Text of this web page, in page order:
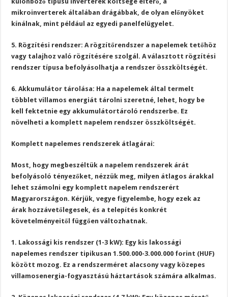
mikroinverterek általában drágábbak, de olyan előnyöket
kínálnak, mint például az egyedi panelfelügyelet.
5. Rögzítési rendszer: A rögzítőrendszer a napelemek tetőhöz
vagy talajhoz való rögzítésére szolgál. A választott rögzítési
rendszer típusa befolyásolhatja a rendszer összköltségét.
6. Akkumulátor tárolása: Ha a napelemek által termelt
többlet villamos energiát tárolni szeretné, lehet, hogy be
kell fektetnie egy akkumulátortároló rendszerbe. Ez
növelheti a komplett napelem rendszer összköltségét.
Komplett napelemes rendszerek átlagárai:
Most, hogy megbeszéltük a napelem rendszerek árát
befolyásoló tényezőket, nézzük meg, milyen átlagos árakkal
lehet számolni egy komplett napelem rendszerért
Magyarországon. Kérjük, vegye figyelembe, hogy ezek az
árak hozzávetőlegesek, és a telepítés konkrét
követelményeitől függően változhatnak.
1. Lakossági kis rendszer (1-3 kW): Egy kis lakossági
napelemes rendszer tipikusan 1.500.000-3.000.000 forint (HUF)
között mozog. Ez a rendszerméret alacsony vagy közepes
villamosenergia-fogyasztású háztartások számára alkalmas.